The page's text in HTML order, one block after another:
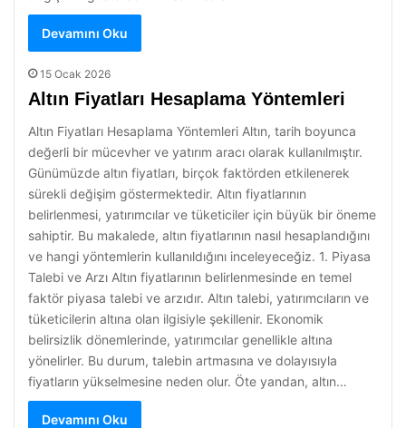
Devamını Oku
15 Ocak 2026
Altın Fiyatları Hesaplama Yöntemleri
Altın Fiyatları Hesaplama Yöntemleri Altın, tarih boyunca
değerli bir mücevher ve yatırım aracı olarak kullanılmıştır.
Günümüzde altın fiyatları, birçok faktörden etkilenerek
sürekli değişim göstermektedir. Altın fiyatlarının
belirlenmesi, yatırımcılar ve tüketiciler için büyük bir öneme
sahiptir. Bu makalede, altın fiyatlarının nasıl hesaplandığını
ve hangi yöntemlerin kullanıldığını inceleyeceğiz. 1. Piyasa
Talebi ve Arzı Altın fiyatlarının belirlenmesinde en temel
faktör piyasa talebi ve arzıdır. Altın talebi, yatırımcıların ve
tüketicilerin altına olan ilgisiyle şekillenir. Ekonomik
belirsizlik dönemlerinde, yatırımcılar genellikle altına
yönelirler. Bu durum, talebin artmasına ve dolayısıyla
fiyatların yükselmesine neden olur. Öte yandan, altın…
Devamını Oku